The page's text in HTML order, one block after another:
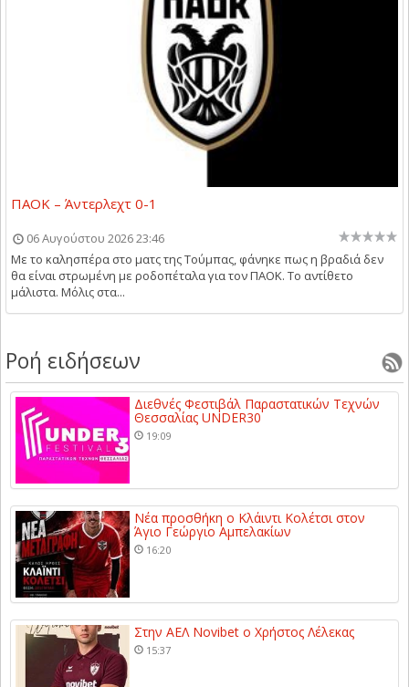
ΠΑΟΚ – Άντερλεχτ 0-1
06 Αυγούστου 2026 23:46
Με το καλησπέρα στο ματς της Τούμπας, φάνηκε πως η βραδιά δεν
θα είναι στρωμένη με ροδοπέταλα για τον ΠΑΟΚ. Το αντίθετο
μάλιστα. Μόλις στα...
Ροή ειδήσεων
Διεθνές Φεστιβάλ Παραστατικών Τεχνών
Θεσσαλίας UNDER30
19:09
Νέα προσθήκη ο Κλάιντι Κολέτσι στον
Άγιο Γεώργιο Αμπελακίων
16:20
Στην ΑΕΛ Novibet ο Χρήστος Λέλεκας
15:37